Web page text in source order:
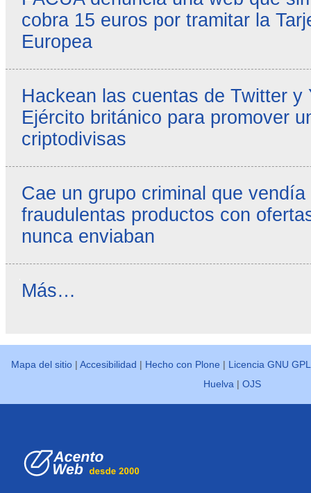
cobra 15 euros por tramitar la
Europea
Hackean las cuentas de Twitter y
Ejército británico para promover
criptodivisas
Cae un grupo criminal que
fraudulentas productos con
nunca enviaban
Reseñas
Más…
Mapa del sitio |Accesibilidad | Hecho con Plone | Licencia GNU GPL
Huelva |OJS